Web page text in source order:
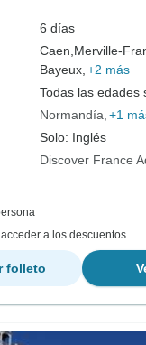
6 días
Caen, Merville-
Bayeux, +2 más
Todas las edades
Normandía +1
Solo: Inglés
Discover France
a los descuentos
folleto